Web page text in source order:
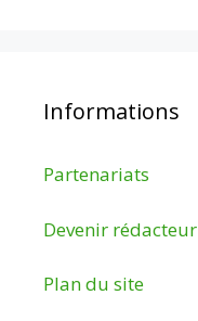
Informations
Partenariats
Devenir rédacteur
Plan du site